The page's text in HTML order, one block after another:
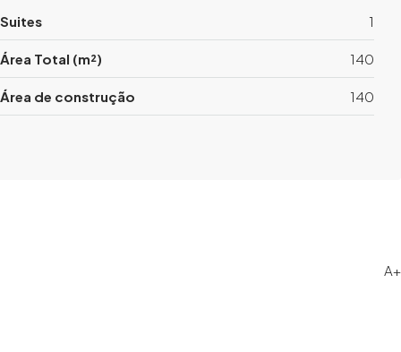
Suites 1
Área Total (m²) 140
Área de construção 140
A+